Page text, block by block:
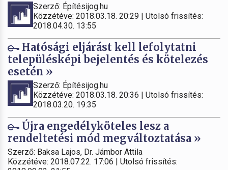
Szerző: Építésijog.hu
Közzétéve: 2018.03.18. 20:29 | Utolsó frissítés:
2018.04.30. 13:55
Hatósági eljárást kell lefolytatni
településképi bejelentés és kötelezés
esetén »
Szerző: Építésijog.hu
Közzétéve: 2018.03.18. 20:36 | Utolsó frissítés:
2018.03.20. 19:35
Újra engedélyköteles lesz a
rendeltetési mód megváltoztatása »
Szerző: Baksa Lajos, Dr. Jámbor Attila
Közzétéve: 2018.07.22. 17:06 | Utolsó frissítés: